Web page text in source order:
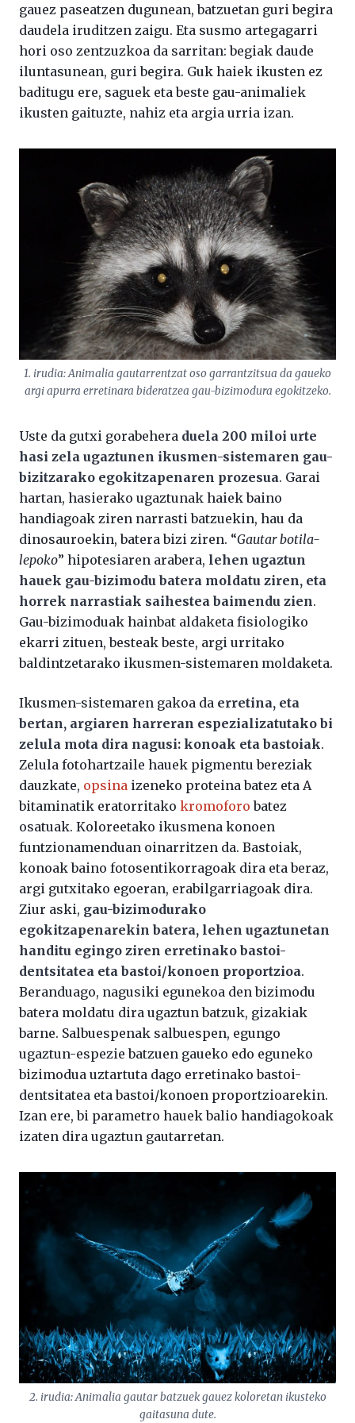
gauez paseatzen dugunean, batzuetan guri begira
daudela iruditzen zaigu. Eta susmo artegagarri
hori oso zentzuzkoa da sarritan: begiak daude
iluntasunean, guri begira. Guk haiek ikusten ez
baditugu ere, saguek eta beste gau-animaliek
ikusten gaituzte, nahiz eta argia urria izan.
1. irudia: Animalia gautarrentzat oso garrantzitsua da gaueko
argi apurra erretinara bideratzea gau-bizimodura egokitzeko.
Uste da gutxi gorabehera duela 200 miloi urte
hasi zela ugaztunen ikusmen-sistemaren gau-
bizitzarako egokitzapenaren prozesua. Garai
hartan, hasierako ugaztunak haiek baino
handiagoak ziren narrasti batzuekin, hau da
dinosauroekin, batera bizi ziren. “Gautar botila-
lepoko” hipotesiaren arabera, lehen ugaztun
hauek gau-bizimodu batera moldatu ziren, eta
horrek narrastiak saihestea baimendu zien.
Gau-bizimoduak hainbat aldaketa fisiologiko
ekarri zituen, besteak beste, argi urritako
baldintzetarako ikusmen-sistemaren moldaketa.
Ikusmen-sistemaren gakoa da erretina, eta
bertan, argiaren harreran espezializatutako bi
zelula mota dira nagusi: konoak eta bastoiak.
Zelula fotohartzaile hauek pigmentu bereziak
dauzkate, opsina izeneko proteina batez eta A
bitaminatik eratorritako kromoforo batez
osatuak. Koloreetako ikusmena konoen
funtzionamenduan oinarritzen da. Bastoiak,
konoak baino fotosentikorragoak dira eta beraz,
argi gutxitako egoeran, erabilgarriagoak dira.
Ziur aski, gau-bizimodurako
egokitzapenarekin batera, lehen ugaztunetan
handitu egingo ziren erretinako bastoi-
dentsitatea eta bastoi/konoen proportzioa.
Beranduago, nagusiki egunekoa den bizimodu
batera moldatu dira ugaztun batzuk, gizakiak
barne. Salbuespenak salbuespen, egungo
ugaztun-espezie batzuen gaueko edo eguneko
bizimodua uztartuta dago erretinako bastoi-
dentsitatea eta bastoi/konoen proportzioarekin.
Izan ere, bi parametro hauek balio handiagokoak
izaten dira ugaztun gautarretan.
2. irudia: Animalia gautar batzuek gauez koloretan ikusteko
gaitasuna dute.